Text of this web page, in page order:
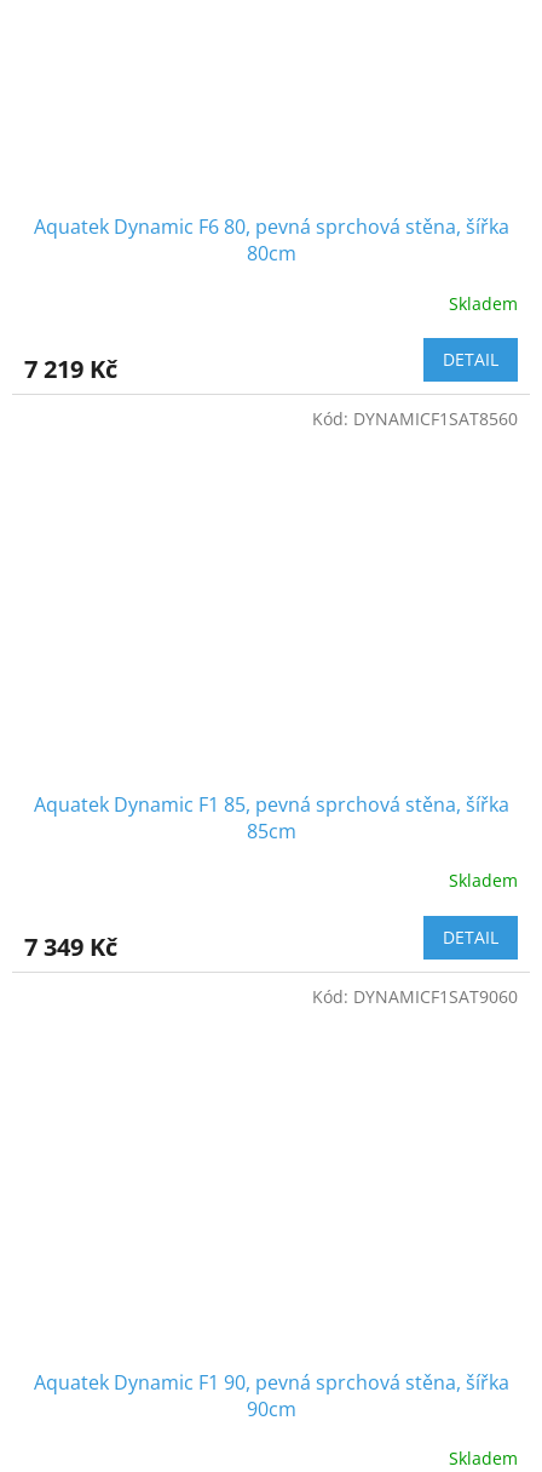
Aquatek Dynamic F6 80, pevná sprchová stěna, šířka
80cm
Skladem
7 219 Kč DETAIL
Aquatek Dynamic F1 85, pevná sprchová stěna, šířka
85cm
Skladem
7 349 Kč DETAIL
Kód: DYNAMICF1SAT8560
Aquatek Dynamic F1 90, pevná sprchová stěna, šířka
90cm
Skladem
Kód: DYNAMICF1SAT9060